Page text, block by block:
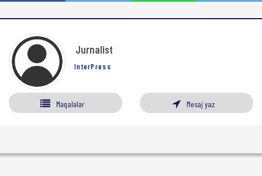
Jurnalist
InterPress
Məqalələr Mesaj yaz